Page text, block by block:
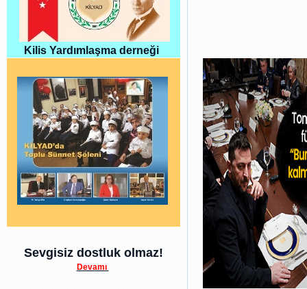
Kilis Yardımlaşma derneği
Sevgisiz dostluk olmaz!
Devamı